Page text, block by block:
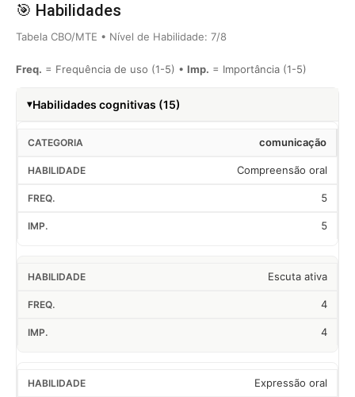
🎯 Habilidades
Tabela CBO/MTE • Nível de Habilidade: 7/8
Freq. = Frequência de uso (1-5) • Imp. = Importância (1-5)
Habilidades cognitivas (15)
comunicação
Compreensão oral
5
5
Escuta ativa
4
4
Expressão oral